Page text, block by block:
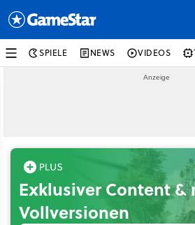
SPIELE NEWS VIDEOS
Exklusiver Content
Vollversionen